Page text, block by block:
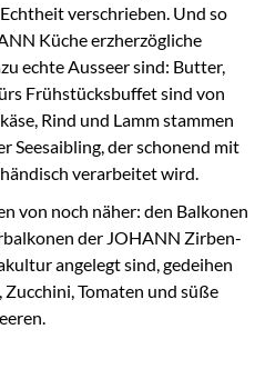
verschrieben. Und so
Küche erzherzögliche
echte Ausseer sind: Butter,
Frühstücksbuffet sind von
Rind und Lamm stammen
Seesaibling, der schonend mit
verarbeitet wird.
von noch näher: den Balkonen
der JOHANN Zirben-
angelegt sind, gedeihen
Tomaten und süße